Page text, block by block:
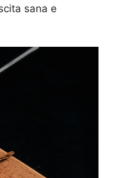
sana e